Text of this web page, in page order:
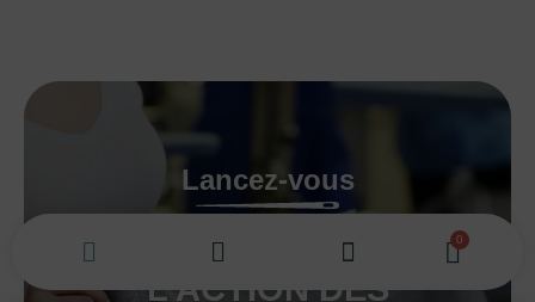
Lancez-vous
PASSEZ À
L’ACTION DÈS